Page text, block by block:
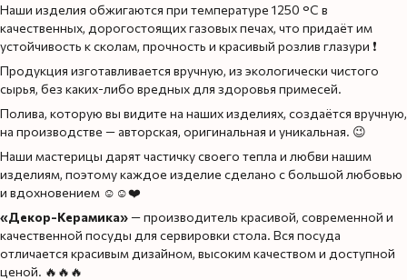
Наши изделия обжигаются при температуре 1250 °C в
качественных, дорогостоящих газовых печах, что придаёт им
устойчивость к сколам, прочность и красивый розлив глазури ❗️
Продукция изготавливается вручную, из экологически чистого
сырья, без каких-либо вредных для здоровья примесей.
Полива, которую вы видите на наших изделиях, создаётся вручную,
на производстве — авторская, оригинальная и уникальная. 😉
Наши мастерицы дарят частичку своего тепла и любви нашим
изделиям, поэтому каждое изделие сделано с большой любовью
и вдохновением ☺️☺️❤️
«Декор-Керамика»— производитель красивой, современной и
качественной посуды для сервировки стола. Вся посуда
отличается красивым дизайном, высоким качеством и доступной
ценой. 🔥🔥🔥